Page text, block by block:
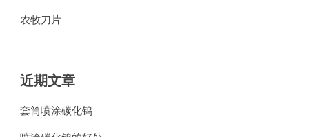
农牧刀片
近期文章
套筒喷涂碳化钨